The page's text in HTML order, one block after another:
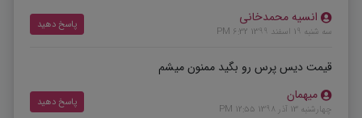
انسیه محمدخانی
سه شنبه 19 اسفند 1399 6:32 PM
پاسخ دهید
قیمت دیس پرس رو بگید ممنون میشم
میهمان
چهارشنبه 13 آذر 1398 12:55 PM
پاسخ دهید